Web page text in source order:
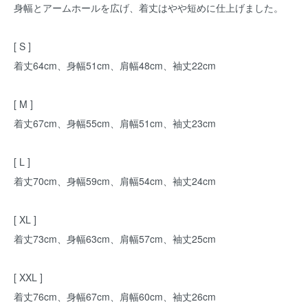
身幅とアームホールを広げ、着丈はやや短めに仕上げました。
[ S ]
着丈64cm、身幅51cm、肩幅48cm、袖丈22cm
[ M ]
着丈67cm、身幅55cm、肩幅51cm、袖丈23cm
[ L ]
着丈70cm、身幅59cm、肩幅54cm、袖丈24cm
[ XL ]
着丈73cm、身幅63cm、肩幅57cm、袖丈25cm
[ XXL ]
着丈76cm、身幅67cm、肩幅60cm、袖丈26cm